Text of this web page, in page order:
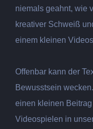
niemals geahnt, wie
kreativer Schweiß
einem kleinen
Offenbar kann der
Bewusstsein
einen kleinen
Videospielen in